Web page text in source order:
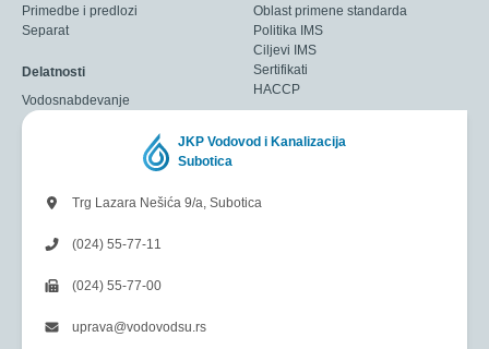
Primedbe i predlozi
Separat
Delatnosti
Vodosnabdevanje
Oblast primene standarda
Politika IMS
Ciljevi IMS
Sertifikati
HACCP
JKP Vodovod i Kanalizacija
Subotica
Trg Lazara Nešića 9/a, Subotica
(024) 55-77-11
(024) 55-77-00
uprava@vodovodsu.rs